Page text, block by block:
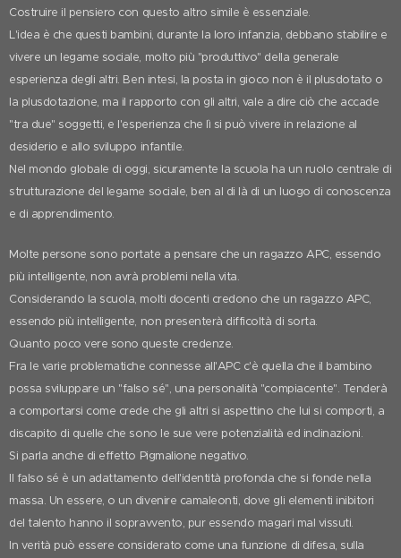
Costruire il pensiero con questo altro simile è essenziale.
L'idea è che questi bambini, durante la loro infanzia, debbano stabilire e
vivere un legame sociale, molto più "produttivo" della generale
esperienza degli altri. Ben intesi, la posta in gioco non è il plusdotato o
la plusdotazione, ma il rapporto con gli altri, vale a dire ciò che accade
"tra due" soggetti, e l'esperienza che lì si può vivere in relazione al
desiderio e allo sviluppo infantile.
Nel mondo globale di oggi, sicuramente la scuola ha un ruolo centrale di
strutturazione del legame sociale, ben al di là di un luogo di conoscenza
e di apprendimento.
Molte persone sono portate a pensare che un ragazzo APC, essendo
più intelligente, non avrà problemi nella vita.
Considerando la scuola, molti docenti credono che un ragazzo APC,
essendo più intelligente, non presenterà difficoltà di sorta.
Quanto poco vere sono queste credenze.
Fra le varie problematiche connesse all'APC c'è quella che il bambino
possa sviluppare un "falso sé", una personalità "compiacente". Tenderà
a comportarsi come crede che gli altri si aspettino che lui si comporti, a
discapito di quelle che sono le sue vere potenzialità ed inclinazioni.
Si parla anche di effetto Pigmalione negativo.
Il falso sé è un adattamento dell'identità profonda che si fonde nella
massa. Un essere, o un divenire camaleonti, dove gli elementi inibitori
del talento hanno il sopravvento, pur essendo magari mal vissuti.
In verità può essere considerato come una funzione di difesa, sulla